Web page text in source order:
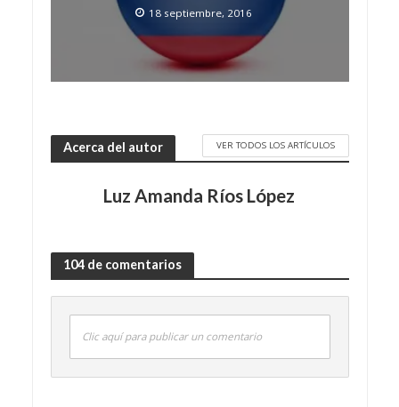
18 septiembre, 2016
Acerca del autor VER TODOS LOS ARTÍCULOS
Luz Amanda Ríos López
104 de comentarios
Clic aquí para publicar un comentario